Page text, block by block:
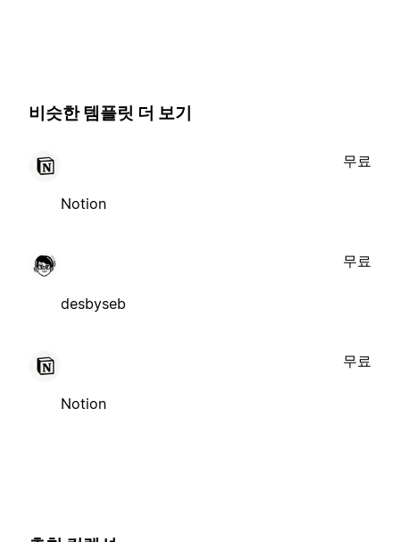
비슷한 템플릿 더 보기
Notion
무료
desbyseb
무료
Notion
무료